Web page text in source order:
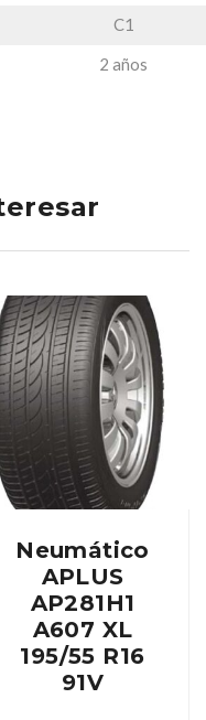
C1
2 años
Neumático
APLUS
AP281H1
A607 XL
195/55 R16
91V